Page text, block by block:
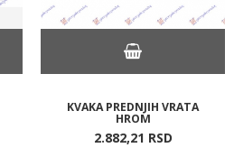
KVAKA PREDNJIH VRATA
HROM
2.882,21 RSD